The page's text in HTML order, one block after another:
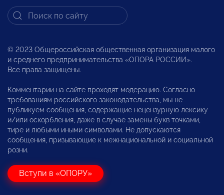
© 2023 Общероссийская общественная организация малого
и среднего предпринимательства «ОПОРА РОССИИ».
Все права защищены.
Комментарии на сайте проходят модерацию. Согласно
требованиям российского законодательства, мы не
публикуем сообщения, содержащие нецензурную лексику
и/или оскорбления, даже в случае замены букв точками,
тире и любыми иными символами. Не допускаются
сообщения, призывающие к межнациональной и социальной
розни.
Вступи в «ОПОРУ»